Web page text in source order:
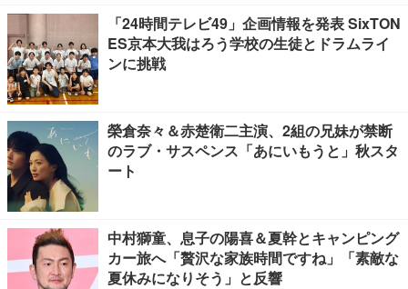
「24時間テレビ49」企画情報を発表 SixTON
ES京本大我はろう学校の生徒とドラムライ
ンに挑戦
榮倉奈々＆赤楚衛二主演、2組の兄妹が禁断
のラブ・サスペンス「あにいもうと」秋スタ
ート
中村獅童、息子の陽喜＆夏幹とキャンピング
カー旅へ「贅沢な家族時間ですね」「素敵な
夏休みになりそう」と反響